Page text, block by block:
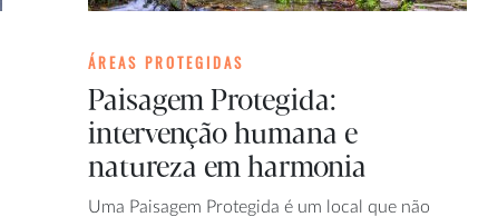
ÁREAS PROTEGIDAS
Paisagem Protegida:
intervenção humana e
natureza em harmonia
Uma Paisagem Protegida é um local que não